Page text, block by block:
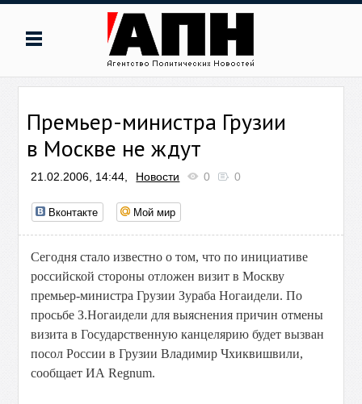
Премьер-министра Грузии
в Москве не ждут
21.02.2006, 14:44, Новости 0 0
Вконтакте Мой мир
Сегодня стало известно о том, что по инициативе
российской стороны отложен визит в Москву
премьер-министра Грузии Зураба Ногаидели. По
просьбе З.Ногаидели для выяснения причин отмены
визита в Государственную канцелярию будет вызван
посол России в Грузии Владимир Чхиквишвили,
сообщает ИА Regnum.